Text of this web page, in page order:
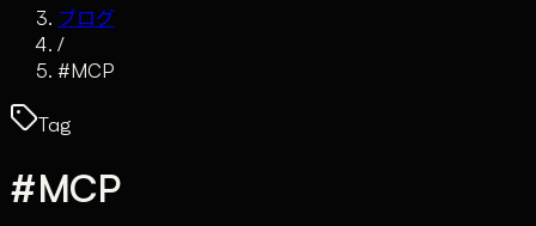
ブログ
/
#MCP
Tag
#MCP